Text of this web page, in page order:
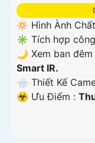
🔅 Hình Ành
✳️ Tích hợp
🌙 Xem ban đêm
Smart IR.
🌧️ Thiết Kế
️☣️ Ưu Điểm :